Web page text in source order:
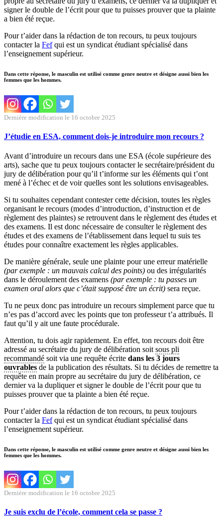
signer le double de l’écrit pour que tu puisses prouver que ta plainte
a bien été reçue.
Pour t’aider dans la rédaction de ton recours, tu peux toujours
contacter la Fefqui est un syndicat étudiant spécialisé dans
l’enseignement supérieur.
Dans cette réponse, le masculin est utilisé comme genre neutre et désigne aussi bien les
femmes que les hommes.
Dernière modification le 16 octobre 2025
J’étudie en ESA, comment dois-je introduire mon recours ?
Avant d’introduire un recours dans une ESA (école supérieure des
arts), sache que tu peux toujours contacter le secrétaire/président du
jury de délibération pour qu’il t’informe sur les éléments qui t’ont
mené à l’échec et de voir quelles sont les solutions envisageables.
Si tu souhaites cependant contester cette décision, toutes les règles
organisant le recours (modes d’introduction, d’instruction et de
règlement des plaintes) se retrouvent dans le règlement des études et
des examens. Il est donc nécessaire de consulter le règlement des
études et des examens de l’établissement dans lequel tu suis tes
études pour connaître exactement les règles applicables.
De manière générale, seule une plainte pour une erreur matérielle
(par exemple : un mauvais calcul des points) ou des irrégularités
dans le déroulement des examens (par exemple : tu passes un
examen oral alors que c’était supposé être un écrit) sera reçue.
Tu ne peux donc pas introduire un recours simplement parce que tu
n’es pas d’accord avec les points que ton professeur t’a attribués. Il
faut qu’il y ait une faute procédurale.
Attention, tu dois agir rapidement. En effet, ton recours doit être
adressé au secrétaire du jury de délibération soit sous pli
recommandé soit via une requête écrite dans les 3 jours
ouvrables de la publication des résultats. Si tu décides de remettre ta
requête en main propre au secrétaire du jury de délibération, ce
dernier va la dupliquer et signer le double de l’écrit pour que tu
puisses prouver que ta plainte a bien été reçue.
Pour t’aider dans la rédaction de ton recours, tu peux toujours
contacter la Fefqui est un syndicat étudiant spécialisé dans
l’enseignement supérieur.
Dans cette réponse, le masculin est utilisé comme genre neutre et désigne aussi bien les
femmes que les hommes.
Dernière modification le 16 octobre 2025
Je suis exclu de l’école, comment cela se passe ?